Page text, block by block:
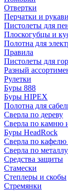
Отвертки
Перчатки и
Пистолеты для
Плоскогубцы и
Полотна для
Правила
Пистолеты для
Разный
Рулетки
Буры 888
Буры HIPEX
Полотна для
Сверла по дереву
Сверла по камню
Буры HeadRock
Сверла по кафелю
Сверла по металлу
Средства защиты
Стамески
Степлеры и скобы
Стремянки